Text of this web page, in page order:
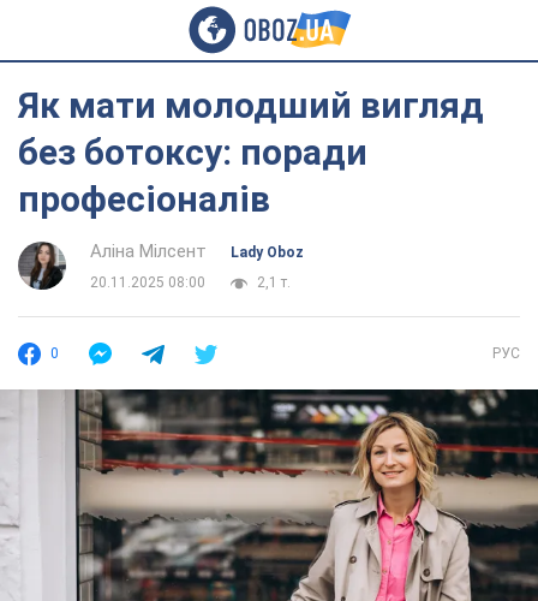
Як мати молодший вигляд
без ботоксу: поради
професіоналів
Аліна Мілсент
Lady Oboz
20.11.2025 08:00
2,1 т.
0 РУС